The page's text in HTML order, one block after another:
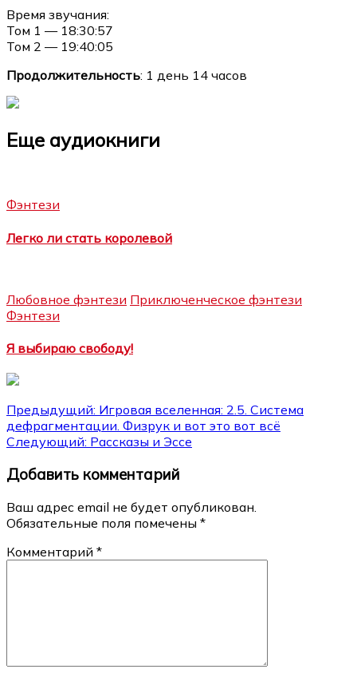
Время звучания:
Том 1 — 18:30:57
Том 2 — 19:40:05
Продолжительность: 1 день 14 часов
Еще аудиокниги
Фэнтези
Легко ли стать королевой
Любовное фэнтези Приключенческое фэнтези
Фэнтези
Я выбираю свободу!
Навигация
по
записям
Предыдущий: Игровая вселенная: 2.5. Система
дефрагментации. Физрук и вот это вот всё
Следующий: Рассказы и Эссе
Добавить комментарий
Ваш адрес email не будет опубликован.
Обязательные поля помечены *
Комментарий *